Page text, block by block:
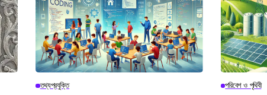
তথ্যপ্রযুক্তি পরিবেশ ও পৃথিবী